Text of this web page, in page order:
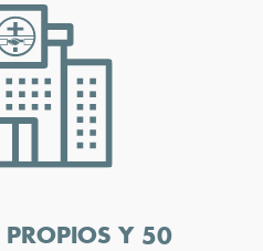
Y 50